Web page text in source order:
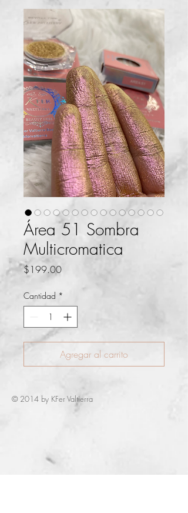
Área 51 Sombra
Multicromatica
$199.00Precio
Cantidad *
Agregar al carrito
© 2014 by KFer Valtierra